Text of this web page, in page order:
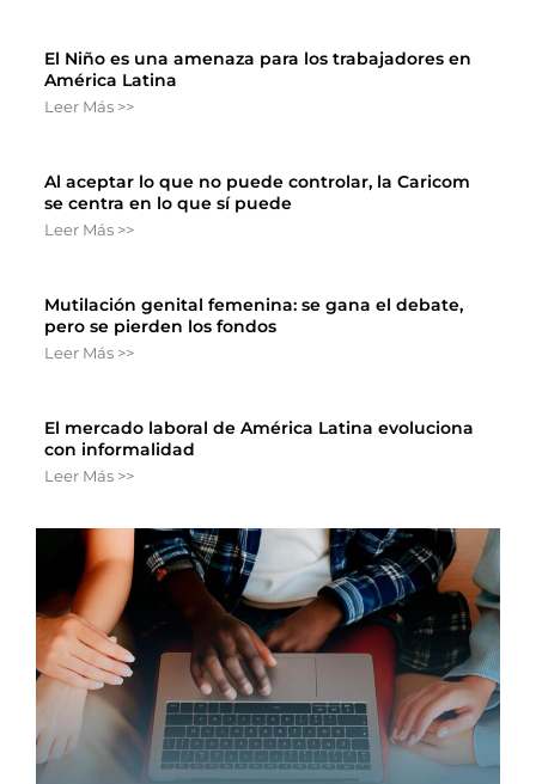
El Niño es una amenaza para los trabajadores en
América Latina
Leer Más >>
Al aceptar lo que no puede controlar, la Caricom
se centra en lo que sí puede
Leer Más >>
Mutilación genital femenina: se gana el debate,
pero se pierden los fondos
Leer Más >>
El mercado laboral de América Latina evoluciona
con informalidad
Leer Más >>